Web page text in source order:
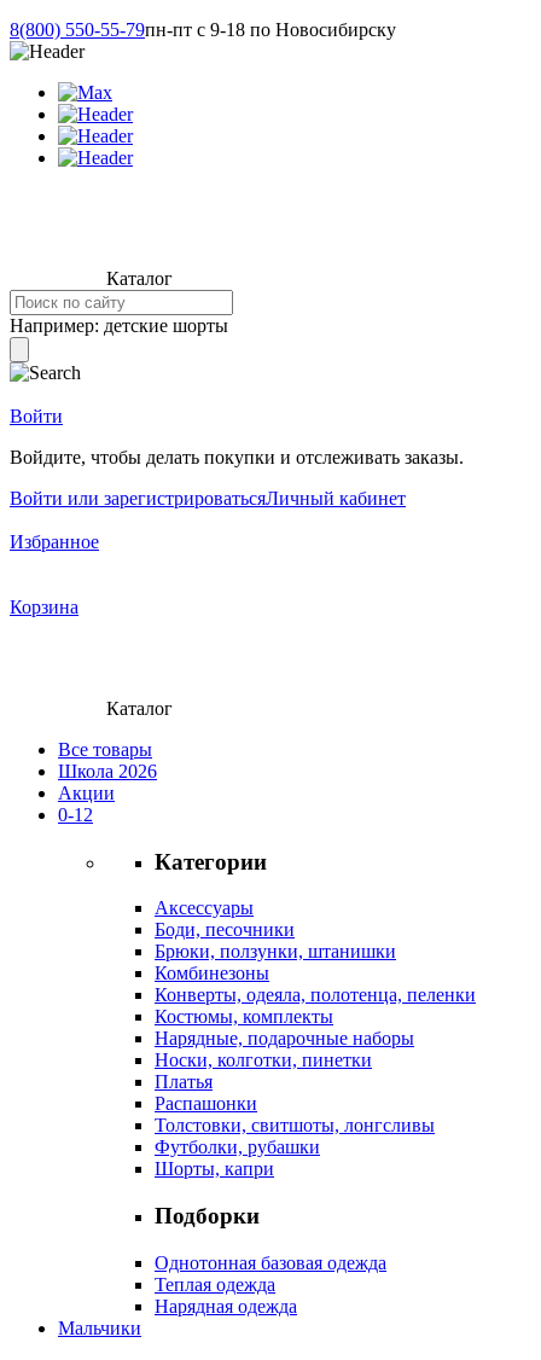
8(800) 550-55-79пн-пт с 9-18 по Новосибирску
Каталог
Например: детские шорты
Войти
Войдите, чтобы делать покупки и отслеживать заказы.
Войти или зарегистрироватьсяЛичный кабинет
Избранное
Корзина
Каталог
Все товары
Школа 2026
Акции
0-12
Категории
Аксессуары
Боди, песочники
Брюки, ползунки, штанишки
Комбинезоны
Конверты, одеяла, полотенца, пеленки
Костюмы, комплекты
Нарядные, подарочные наборы
Носки, колготки, пинетки
Платья
Распашонки
Толстовки, свитшоты, лонгсливы
Футболки, рубашки
Шорты, капри
Подборки
Однотонная базовая одежда
Теплая одежда
Нарядная одежда
Мальчики